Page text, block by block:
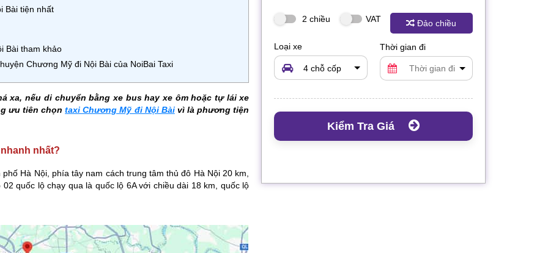
Bài tiện nhất
Bài tham khảo
Chương Mỹ đi Nội Bài của NoiBai Taxi
xa, nếu di chuyển bằng xe bus hay xe ôm hoặc tự lái xe
ưu tiên chọntaxi Chương Mỹ đi Nội Bàivì là phương tiện
nhất?
Hà Nội, phía tây nam cách trung tâm thủ đô Hà Nội 20 km,
quốc lộ chạy qua là quốc lộ 6A với chiều dài 18 km, quốc lộ
2 chiều VAT Đảo chiều
Loại xe
4 chỗ cốp
Thời gian đi
Kiểm Tra Giá